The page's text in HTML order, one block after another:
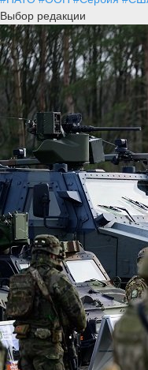
Выбор редакции